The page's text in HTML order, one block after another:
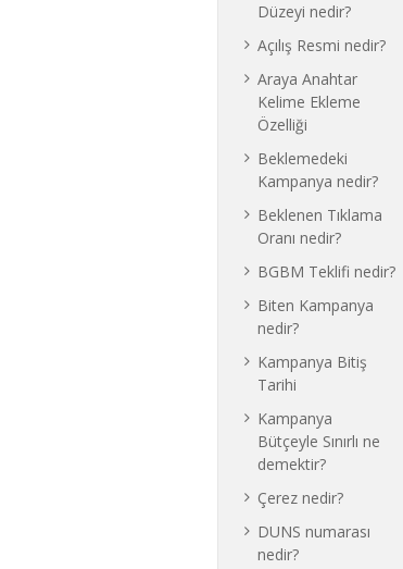
Düzeyi nedir?
Açılış Resmi nedir?
Araya Anahtar
Kelime Ekleme
Özelliği
Beklemedeki
Kampanya nedir?
Beklenen Tıklama
Oranı nedir?
BGBM Teklifi nedir?
Biten Kampanya
nedir?
Kampanya Bitiş
Tarihi
Kampanya
Bütçeyle Sınırlı ne
demektir?
Çerez nedir?
DUNS numarası
nedir?